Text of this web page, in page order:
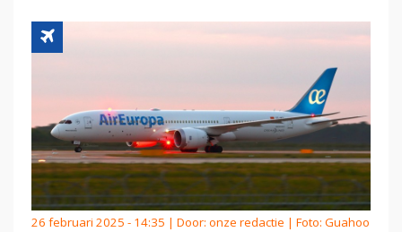
26 februari 2025 - 14:35 | Door: onze redactie | Foto: Guahoo